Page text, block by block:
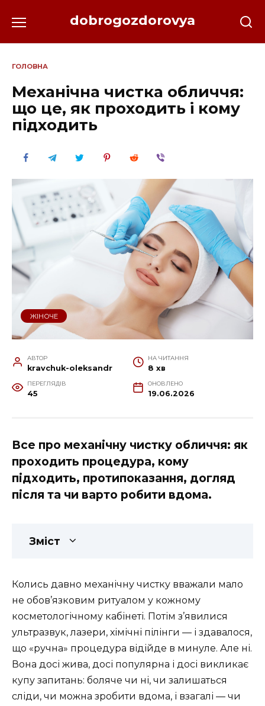
до
dobrogozdorovya
ГОЛОВНА
Механічна чистка обличчя:
що це, як проходить і кому
підходить
ЖІНОЧЕ
АВТОР
kravchuk-oleksandr
НА ЧИТАННЯ
8 хв
ПЕРЕГЛЯДІВ
45
ОНОВЛЕНО
19.06.2026
Все про механічну чистку обличчя: як
проходить процедура, кому
підходить, протипоказання, догляд
після та чи варто робити вдома.
Зміст
Колись давно механічну чистку вважали мало
не обов’язковим ритуалом у кожному
косметологічному кабінеті. Потім з’явилися
ультразвук, лазери, хімічні пілінги — і здавалося,
що «ручна» процедура відійде в минуле. Але ні.
Вона досі жива, досі популярна і досі викликає
купу запитань: боляче чи ні, чи залишаться
сліди, чи можна зробити вдома, і взагалі — чи